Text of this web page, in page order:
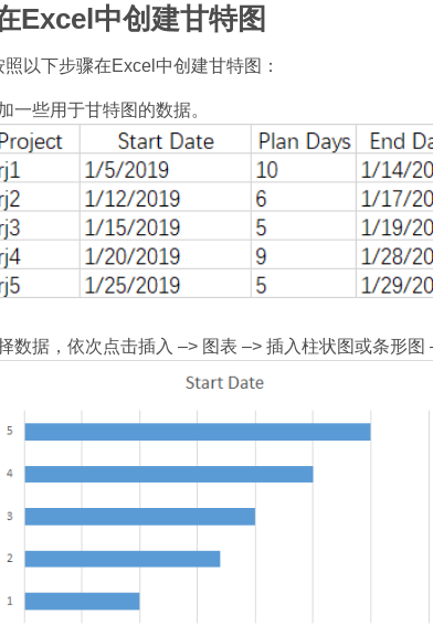
Excel中创建甘特图
以下步骤在Excel中创建甘特图：
一些用于甘特图的数据。
数据，依次点击插入 –> 图表 –> 插入柱状图或条形